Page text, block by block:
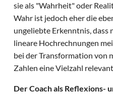
sie als "Wahrheit" oder
Wahr ist jedoch eher die
ungeliebte Erkenntnis,
lineare Hochrechnungen
bei der Transformation von
Zahlen eine Vielzahl
Der Coach als Reflexions-